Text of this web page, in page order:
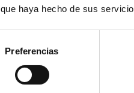
haya hecho de sus
Preferencias